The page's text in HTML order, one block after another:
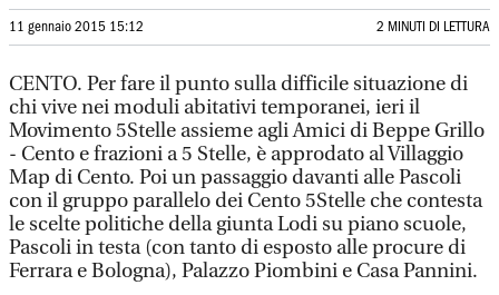
11 gennaio 2015 15:12 2 MINUTI DI LETTURA
CENTO. Per fare il punto sulla difficile situazione di
chi vive nei moduli abitativi temporanei, ieri il
Movimento 5Stelle assieme agli Amici di Beppe Grillo
- Cento e frazioni a 5 Stelle, è approdato al Villaggio
Map di Cento. Poi un passaggio davanti alle Pascoli
con il gruppo parallelo dei Cento 5Stelle che contesta
le scelte politiche della giunta Lodi su piano scuole,
Pascoli in testa (con tanto di esposto alle procure di
Ferrara e Bologna), Palazzo Piombini e Casa Pannini.